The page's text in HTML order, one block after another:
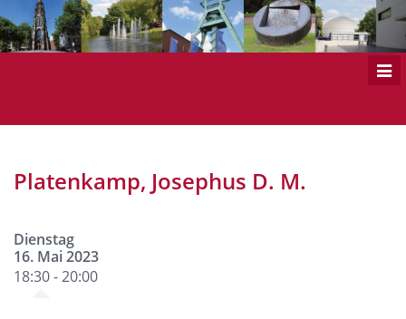
Platenkamp, Josephus D. M.
Dienstag
16. Mai 2023
18:30 - 20:00